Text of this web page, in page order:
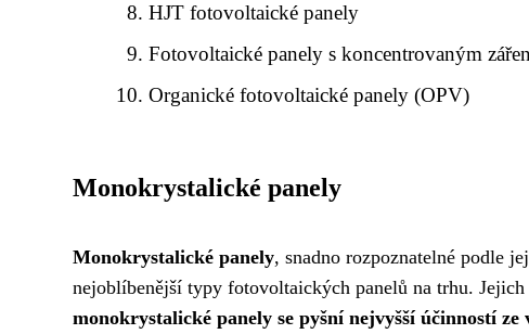
HJT fotovoltaické panely
Fotovoltaické panely s koncentrovaným
Organické fotovoltaické panely (OPV)
Monokrystalické panely
Monokrystalické panely, snadno rozpoznatelné podle
nejoblíbenější typy fotovoltaických panelů na trhu.
monokrystalické panely se pyšní nejvyšší účinností ze